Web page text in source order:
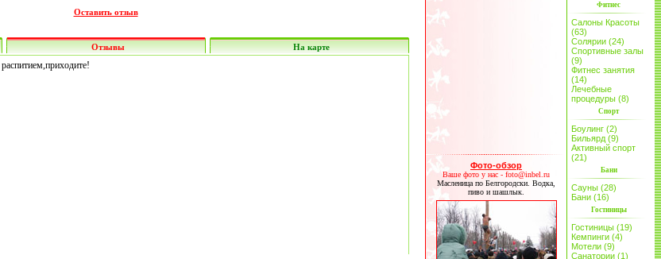
Оставить отзыв
Отзывы На карте
Фото-обзор
Ваше фото у нас - foto@inbel.ru
Масленица по Белгородски. Водка,
пиво и шашлык.
Фитнес
Салоны Красоты
(63)
Солярии (24)
Спортивные залы
(9)
Фитнес занятия
(14)
Лечебные
процедуры (8)
Спорт
Боулинг (2)
Бильярд (9)
Активный спорт
(21)
Бани
Сауны (28)
Бани (16)
Гостиницы
Гостиницы (19)
Кемпинги (4)
Мотели (9)
Санатории (1)